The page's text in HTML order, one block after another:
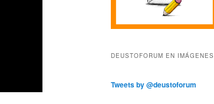
DEUSTOFORUM EN IMÁGENES
Tweets by @deustoforum